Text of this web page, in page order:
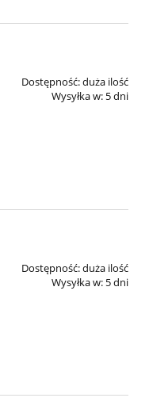
Dostępność:duża ilość
Wysyłka w: 5 dni
Dostępność:duża ilość
Wysyłka w: 5 dni